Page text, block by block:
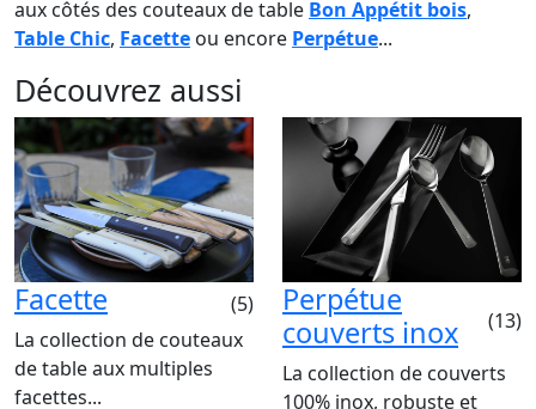
aux côtés des couteaux de table Bon Appétit bois,
Table Chic, Facette ou encore Perpétue...
Découvrez aussi
Facette
(5)
La collection de couteaux
de table aux multiples
facettes...
Perpétue
couverts inox
(13)
La collection de couverts
100% inox, robuste et